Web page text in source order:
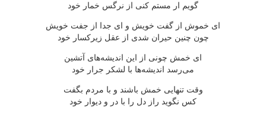
گویم ار مستم كنی از نرگس خمار خود
ای خموش از گفت خویش و ای جدا از جفت خویش
چون چنین حیران شدی از عقل زیركسار خود
ای خمش چونی از این اندیشه‌های آتشین
می‌رسد اندیشه‌ها با لشكر جرار خود
وقت تنهایی خمش باشند و با مردم بگفت
كس نگوید راز دل را با در و دیوار خود